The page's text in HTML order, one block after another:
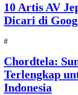
10 Artis AV
Dicari di
#
Chordtela:
Terlengkap
Indonesia